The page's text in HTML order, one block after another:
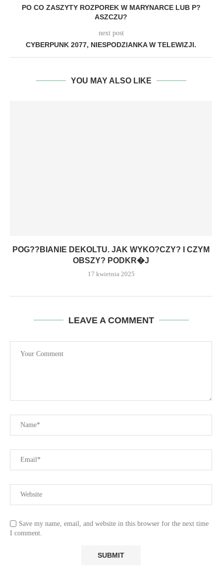
PO CO ZASZYTY ROZPOREK W MARYNARCE LUB P?
ASZCZU?
next post
CYBERPUNK 2077, NIESPODZIANKA W TELEWIZJI.
YOU MAY ALSO LIKE
POG??BIANIE DEKOLTU. JAK WYKO?CZY? I CZYM
OBSZY? PODKR�J
17 kwietnia 2025
LEAVE A COMMENT
Save my name, email, and website in this browser for the next time
I comment.